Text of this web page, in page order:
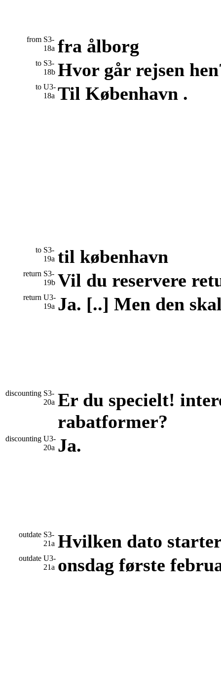
from S3-
18a fra ålborg
to S3-
18b Hvor går rejsen
to U3-
18a Til København .
to S3-
19a til københavn
return S3-
19b Vil du reservere
return U3-
19a Ja. [..] Men den
discounting S3-
20a Er du specielt!
rabatformer?
discounting U3-
20a Ja.
outdate S3-
21a Hvilken dato
outdate U3-
21a onsdag første